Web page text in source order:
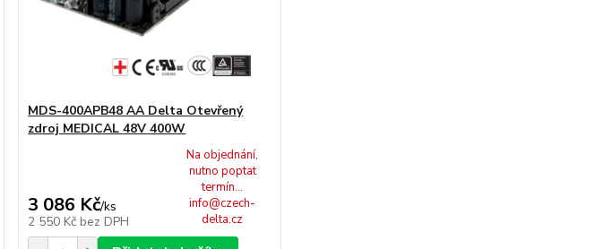
MDS-400APB48 AA Delta Otevřený
zdroj MEDICAL 48V 400W
3 086 Kč/ks
2 550 Kč bez DPH
Na objednání,
nutno poptat
termín...
info@czech-
delta.cz